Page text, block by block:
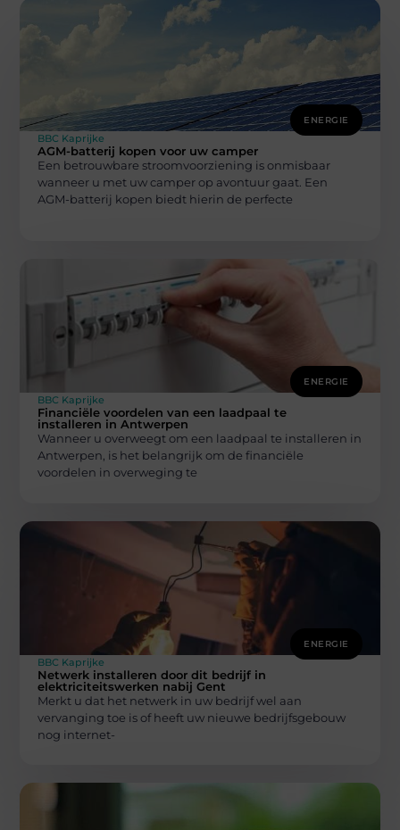
ENERGIE
BBC Kaprijke
AGM-batterij kopen voor uw camper
Een betrouwbare stroomvoorziening is onmisbaar
wanneer u met uw camper op avontuur gaat. Een
AGM-batterij kopen biedt hierin de perfecte
ENERGIE
BBC Kaprijke
Financiële voordelen van een laadpaal te
installeren in Antwerpen
Wanneer u overweegt om een laadpaal te installeren in
Antwerpen, is het belangrijk om de financiële
voordelen in overweging te
ENERGIE
BBC Kaprijke
Netwerk installeren door dit bedrijf in
elektriciteitswerken nabij Gent
Merkt u dat het netwerk in uw bedrijf wel aan
vervanging toe is of heeft uw nieuwe bedrijfsgebouw
nog internet-